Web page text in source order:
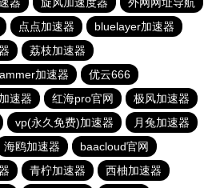
器 旋风加速度器
外网网址导航
点点加速器
bluelayer加速器
荔枝加速器
加速器
优云666
速器 红海pro官网
极风加速器
vp(永久免费)加速器
月兔加速器
海鸥加速器
baacloud官网
青柠加速器 西柚加速器